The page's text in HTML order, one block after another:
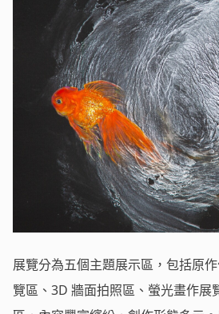
展覽分為五個主題展示區，包括原
覽區、3D 牆面拍照區、螢光畫作展